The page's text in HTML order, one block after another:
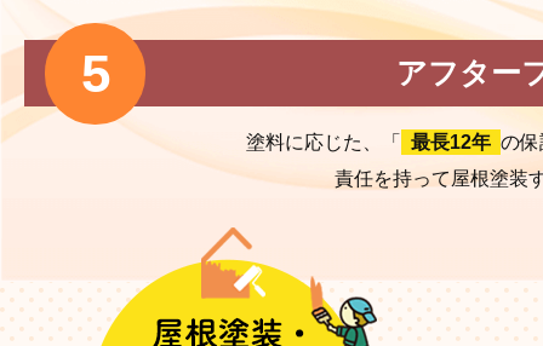
アフター
塗料に応じた、「 最長12年 の
責任を持って屋根塗装